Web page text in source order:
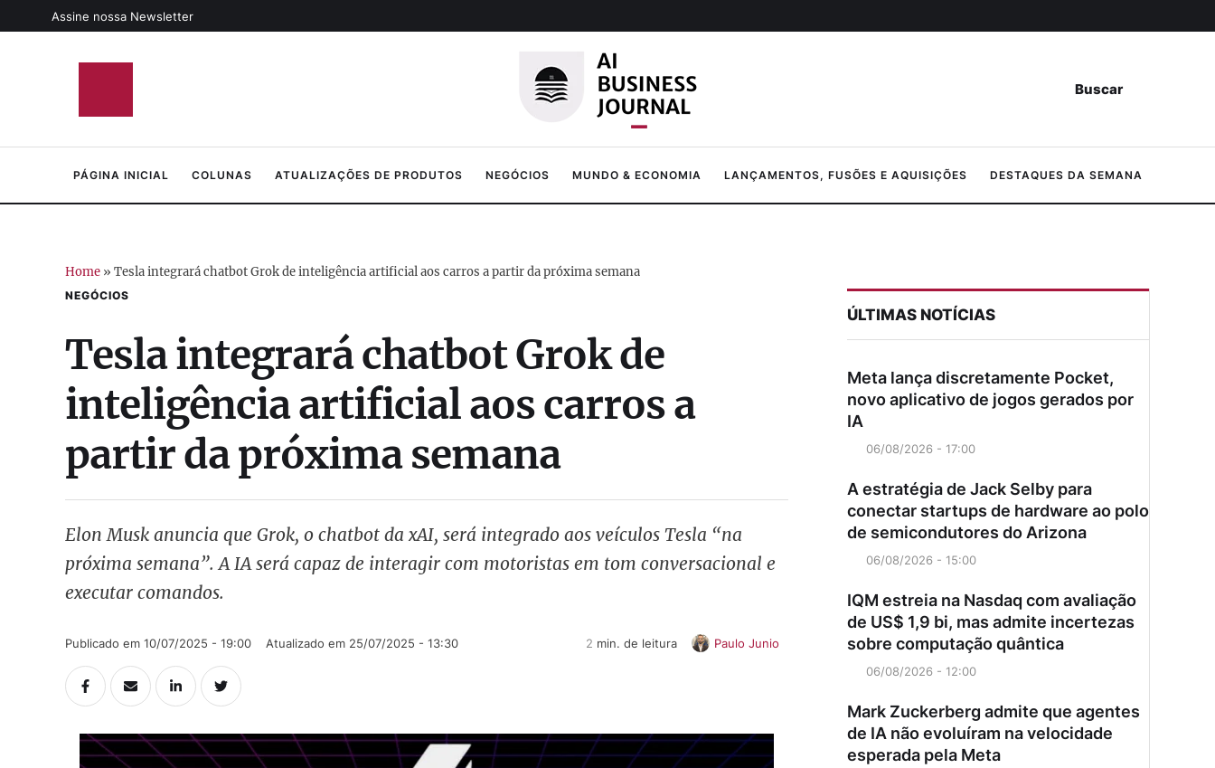
Assine nossa Newsletter
Buscar
PÁGINA INICIAL COLUNAS ATUALIZAÇÕES DE PRODUTOS NEGÓCIOS MUNDO & ECONOMIA LANÇAMENTOS, FUSÕES E AQUISIÇÕES DESTAQUES DA SEMANA
Home » Tesla integrará chatbot Grok de inteligência artificial aos carros a partir da próxima semana
NEGÓCIOS
Tesla integrará chatbot Grok de
inteligência artificial aos carros a
partir da próxima semana
Elon Musk anuncia que Grok, o chatbot da xAI, será integrado aos veículos Tesla “na
próxima semana”. A IA será capaz de interagir com motoristas em tom conversacional e
executar comandos.
Publicado em 10/07/2025 - 19:00 Atualizado em 25/07/2025 - 13:30 2 min. de leitura Paulo Junio
ÚLTIMAS NOTÍCIAS
Meta lança discretamente Pocket,
novo aplicativo de jogos gerados por
IA
06/08/2026 - 17:00
A estratégia de Jack Selby para
conectar startups de hardware ao polo
de semicondutores do Arizona
06/08/2026 - 15:00
IQM estreia na Nasdaq com avaliação
de US$ 1,9 bi, mas admite incertezas
sobre computação quântica
06/08/2026 - 12:00
Mark Zuckerberg admite que agentes
de IA não evoluíram na velocidade
esperada pela Meta